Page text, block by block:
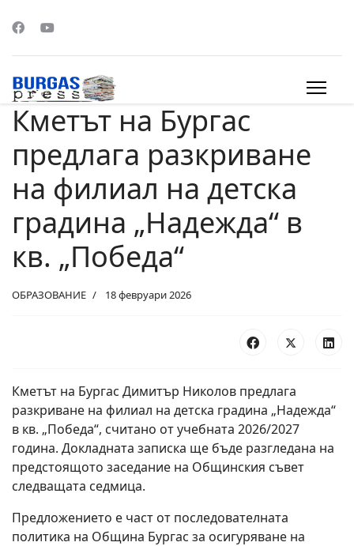
Кметът на Бургас
предлага разкриване
на филиал на детска
градина „Надежда“ в
кв. „Победа“
ОБРАЗОВАНИЕ 18 февруари 2026
Кметът на Бургас Димитър Николов предлага
разкриване на филиал на детска градина „Надежда“
в кв. „Победа“, считано от учебната 2026/2027
година. Докладната записка ще бъде разгледана на
предстоящото заседание на Общинския съвет
следващата седмица.
Предложението е част от последователната
политика на Община Бургас за осигуряване на